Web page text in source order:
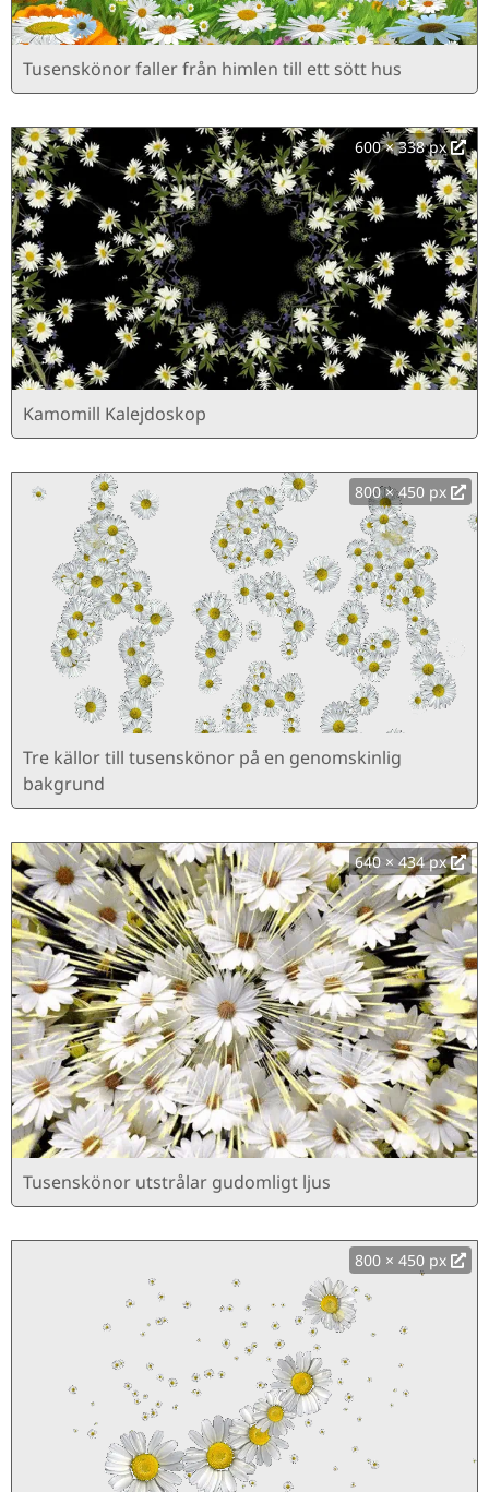
Tusenskönor faller från himlen till ett sött hus
600 × 338 px
Kamomill Kalejdoskop
800 × 450 px
Tre källor till tusenskönor på en genomskinlig
bakgrund
640 × 434 px
Tusenskönor utstrålar gudomligt ljus
800 × 450 px